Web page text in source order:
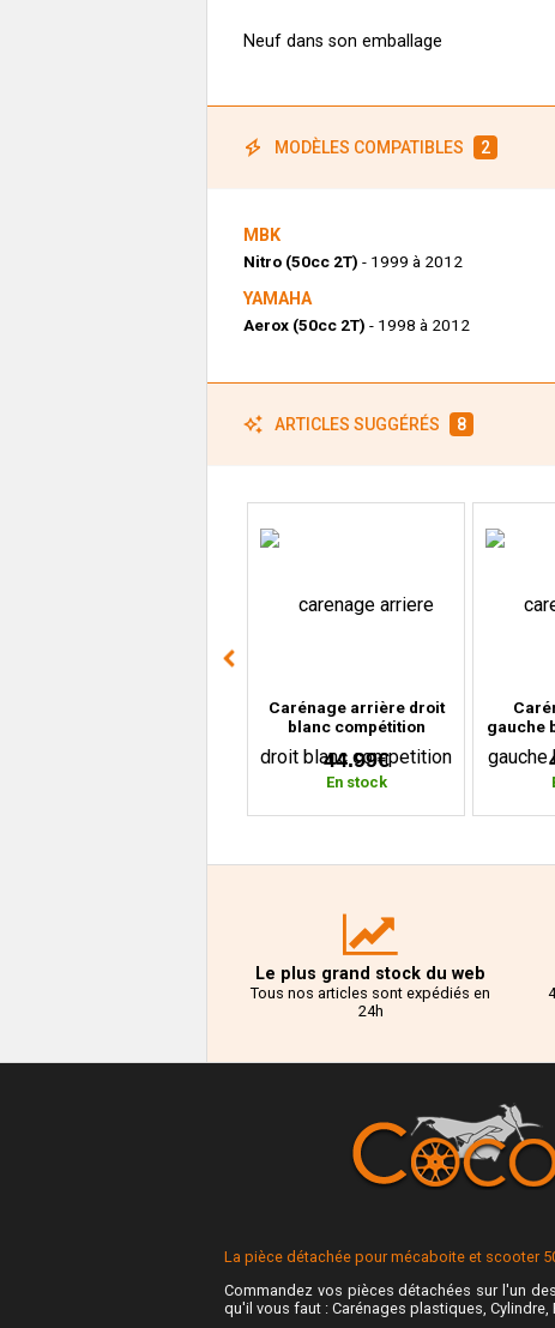
Neuf dans son emballage
MODÈLES COMPATIBLES 2
MBK
Nitro (50cc 2T) - 1999 à 2012
YAMAHA
Aerox (50cc 2T) - 1998 à 2012
ARTICLES SUGGÉRÉS 8
Carénage arrière droit
blanc compétition
Yamaha T-Max 530
(2012 à 2016)
44.99€
En stock
gauche
Max
Le plus grand stock du web
Tous nos articles sont expédiés en
24h
La pièce détachée pour mécaboite et scooter
Commandez vos pièces détachées sur l'un
qu'il vous faut : Carénages plastiques, Cylindre,